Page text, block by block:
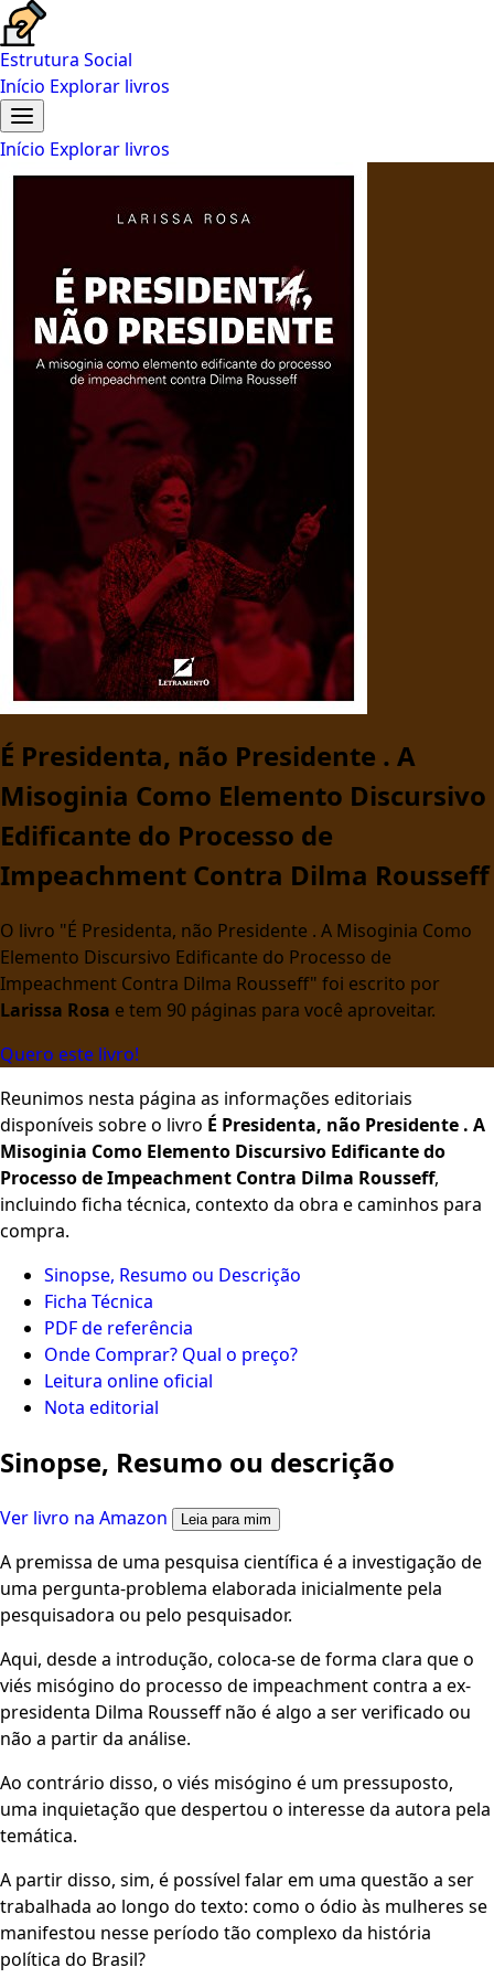
Estrutura Social
Início Explorar livros
Início Explorar livros
É Presidenta, não Presidente . A
Misoginia Como Elemento Discursivo
Edificante do Processo de
Impeachment Contra Dilma Rousseff
O livro "É Presidenta, não Presidente . A Misoginia Como
Elemento Discursivo Edificante do Processo de
Impeachment Contra Dilma Rousseff" foi escrito por
Larissa Rosa e tem 90 páginas para você aproveitar.
Quero este livro!
Reunimos nesta página as informações editoriais
disponíveis sobre o livro É Presidenta, não Presidente . A
Misoginia Como Elemento Discursivo Edificante do
Processo de Impeachment Contra Dilma Rousseff,
incluindo ficha técnica, contexto da obra e caminhos para
compra.
Sinopse, Resumo ou Descrição
Ficha Técnica
PDF de referência
Onde Comprar? Qual o preço?
Leitura online oficial
Nota editorial
Sinopse, Resumo ou descrição
Ver livro na Amazon Leia para mim
A premissa de uma pesquisa científica é a investigação de
uma pergunta-problema elaborada inicialmente pela
pesquisadora ou pelo pesquisador.
Aqui, desde a introdução, coloca-se de forma clara que o
viés misógino do processo de impeachment contra a ex-
presidenta Dilma Rousseff não é algo a ser verificado ou
não a partir da análise.
Ao contrário disso, o viés misógino é um pressuposto,
uma inquietação que despertou o interesse da autora pela
temática.
A partir disso, sim, é possível falar em uma questão a ser
trabalhada ao longo do texto: como o ódio às mulheres se
manifestou nesse período tão complexo da história
política do Brasil?